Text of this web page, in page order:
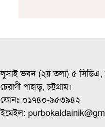
লুসাই ভবন (২য় তলা) ৫ সিডিএ,
চেরাগী পাহাড়, চট্টগ্রাম।
ফোনঃ ০১৭৪০-৯৫৩৯৪২
ইমেইল: